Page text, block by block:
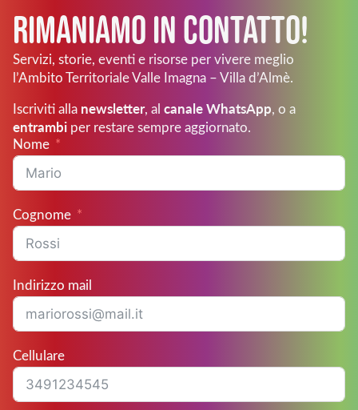
Rimaniamo in Contatto!
Servizi, storie, eventi e risorse per vivere meglio
l’Ambito Territoriale Valle Imagna – Villa d’Almè.
Iscriviti alla newsletter, al canale WhatsApp, o a
entrambi per restare sempre aggiornato.
Nome
Cognome
Indirizzo mail
Cellulare